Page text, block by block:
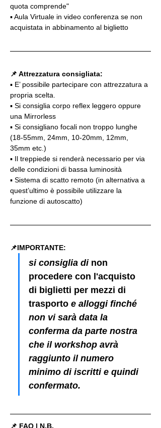
quota comprende"
▪️ Aula Virtuale in video conferenza se non
acquistata in abbinamento al biglietto
📌 Attrezzatura consigliata:
▪️ E’ possibile partecipare con attrezzatura a
propria scelta.
▪️ Si consiglia corpo reflex leggero oppure
una Mirrorless
▪️ Si consigliano focali non troppo lunghe
(18-55mm, 24mm, 10-20mm, 12mm,
35mm etc.)
▪️ Il treppiede si renderà necessario per via
delle condizioni di bassa luminosità
▪️ Sistema di scatto remoto (in alternativa a
quest’ultimo è possibile utilizzare la
funzione di autoscatto)
📌IMPORTANTE:
si consiglia di non
procedere con l'acquisto
di biglietti per mezzi di
trasporto e alloggi finché
non vi sarà data la
conferma da parte nostra
che il workshop avrà
raggiunto il numero
minimo di iscritti e quindi
confermato.
📌 FAQ | N.B.